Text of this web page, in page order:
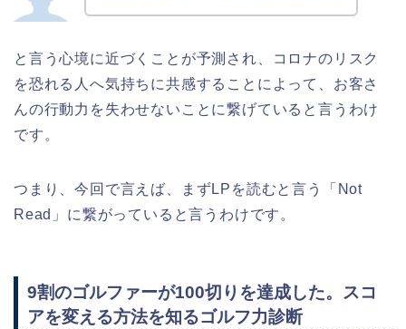
と言う心境に近づくことが予測され、コロナのリスク
を恐れる人へ気持ちに共感することによって、お客さ
んの行動力を失わせないことに繋げていると言うわけ
です。
つまり、今回で言えば、まずLPを読むと言う「Not
Read」に繋がっていると言うわけです。
9割のゴルファーが100切りを達成した。スコ
アを変える方法を知るゴルフ力診断